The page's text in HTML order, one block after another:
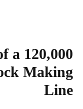
a 120,000
Making
Line